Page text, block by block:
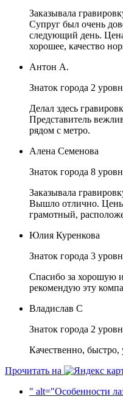
Заказывала
Супруг был очень
следующий день.
хорошее, качество
Антон А.
Знаток города 2
Делал здесь
Представитель
рядом с метро.
Алена Семенова
Знаток города 8
Заказывала
Вышло отлично.
грамотный,
Юлия Куренкова
Знаток города 3
Спасибо за хорошую
рекомендую эту
Владислав С
Знаток города 2
Качественно, быстро,
Прочитать на
" alt="Особенности